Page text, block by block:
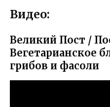
Видео:
Великий Пост /
Вегетарианское
грибов и фасоли